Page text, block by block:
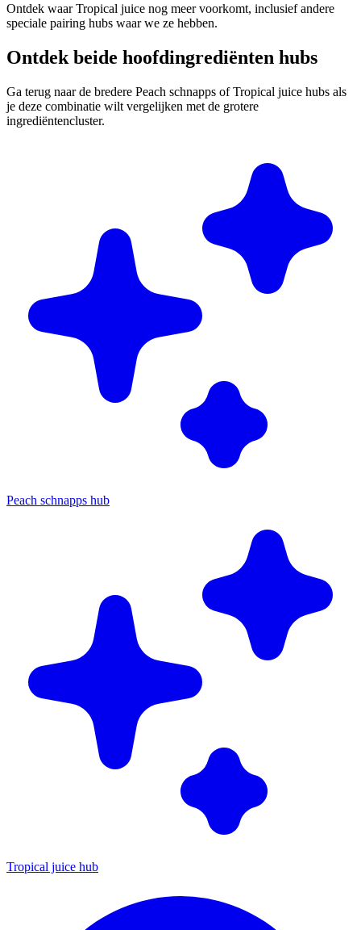
Ontdek waar Tropical juice nog meer voorkomt, inclusief andere
speciale pairing hubs waar we ze hebben.
Ontdek beide hoofdingrediënten hubs
Ga terug naar de bredere Peach schnapps of Tropical juice hubs als
je deze combinatie wilt vergelijken met de grotere
ingrediëntencluster.
Peach schnapps hub
Tropical juice hub